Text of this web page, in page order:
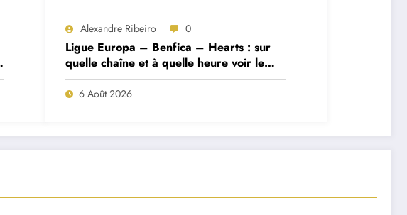
Alexandre Ribeiro 0
Ligue Europa – Benfica – Hearts : sur
quelle chaîne et à quelle heure voir le
match ?
6 Août 2026